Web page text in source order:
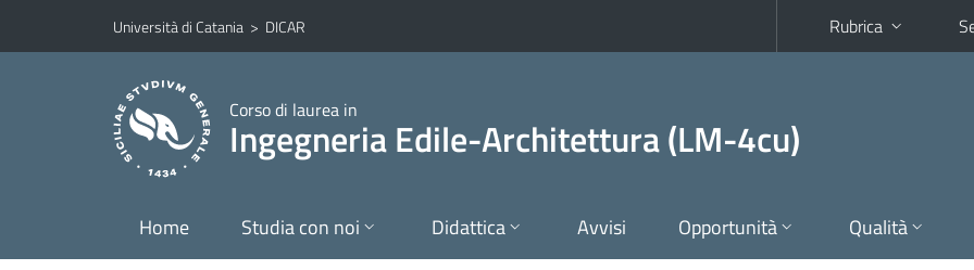
Vai al contenuto principale
Vai al menu di navigazione
Università di Catania > DICAR Rubrica
Corso di laurea in
Ingegneria Edile-Architettura (LM-4cu)
Home Studia con noi Didattica Avvisi Opportunità Qualità